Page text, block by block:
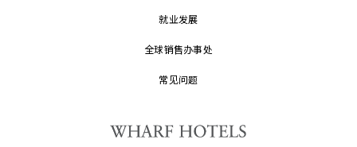
就业发展
全球销售办事处
常见问题